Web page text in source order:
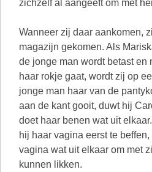
zichzelf al aangeeft om met
Wanneer zij daar aankomen,
magazijn gekomen. Als
de jonge man wordt betast en
haar rokje gaat, wordt zij op
jonge man haar van de
aan de kant gooit, duwt hij
doet haar benen wat uit
hij haar vagina eerst te
vagina wat uit elkaar om met
kunnen likken.